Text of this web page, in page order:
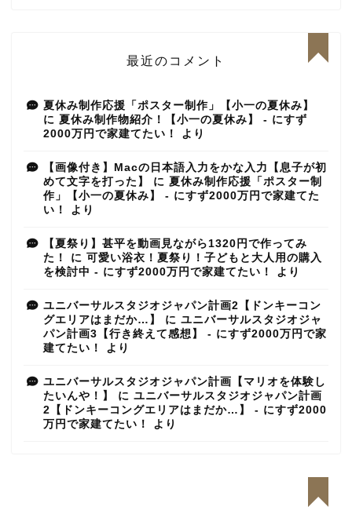
最近のコメント
夏休み制作応援「ポスター制作」【小一の夏休み】
に 夏休み制作物紹介！【小一の夏休み】 - にすず
2000万円で家建てたい！
より
【画像付き】Macの日本語入力をかな入力【息子が初
めて文字を打った】
に 夏休み制作応援「ポスター制
作」【小一の夏休み】 - にすず2000万円で家建てた
い！
より
【夏祭り】甚平を動画見ながら1320円で作ってみ
た！
に 可愛い浴衣！夏祭り！子どもと大人用の購入
を検討中 - にすず2000万円で家建てたい！
より
ユニバーサルスタジオジャパン計画2【ドンキーコン
グエリアはまだか…】
に ユニバーサルスタジオジャ
パン計画3【行き終えて感想】 - にすず2000万円で家
建てたい！
より
ユニバーサルスタジオジャパン計画【マリオを体験し
たいんや！】
に ユニバーサルスタジオジャパン計画
2【ドンキーコングエリアはまだか…】 - にすず2000
万円で家建てたい！
より